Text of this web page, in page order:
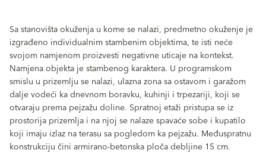
Sa stanovišta okuženja u kome se nalazi, predmetno okuženje je
izgrađeno individualnim stambenim objektima, te isti neće
svojom namjenom proizvesti negativne uticaje na kontekst.
Namjena objekta je stambenog karaktera. U programskom
smislu u prizemlju se nalazi, ulazna zona sa ostavom i garažom
dalje vodeći ka dnevnom boravku, kuhinji i trpezariji, koji se
otvaraju prema pejzažu doline. Spratnoj etaži pristupa se iz
prostorija prizemlja i na njoj se nalaze spavaće sobe i kupatilo
koji imaju izlaz na terasu sa pogledom ka pejzažu. Međuspratnu
konstrukciju čini armirano-betonska ploča debljine 15 cm.